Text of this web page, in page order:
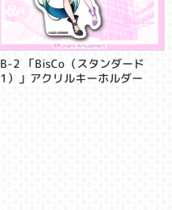
B-2 「BisCo（スタンダード
1）」アクリルキーホルダー